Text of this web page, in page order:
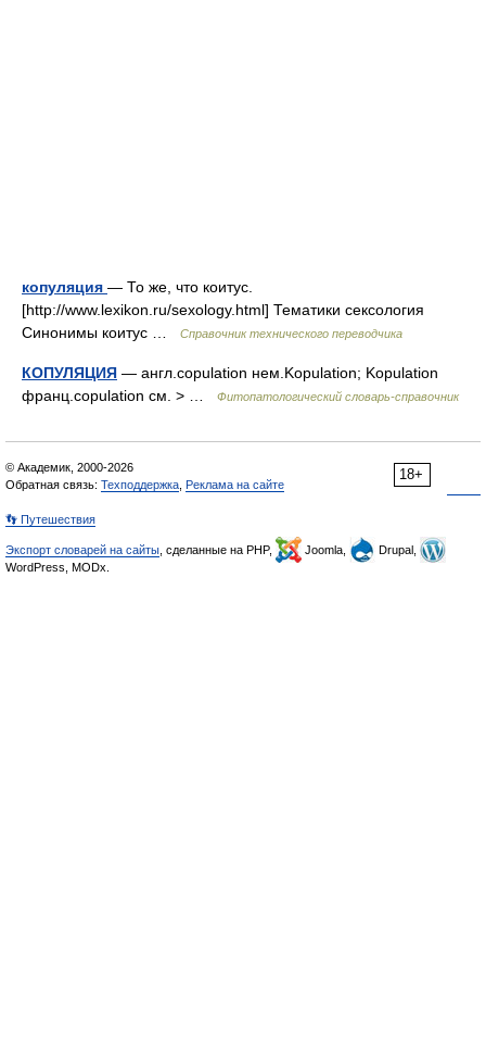
копуляция — То же, что коитус.
[http://www.lexikon.ru/sexology.html] Тематики сексология
Синонимы коитус …
Справочник технического переводчика
КОПУЛЯЦИЯ — англ.copulation нем.Kopulation; Kopulation
франц.copulation см. > …
Фитопатологический словарь-справочник
18+
© Академик, 2000-2026
Обратная связь: Техподдержка Реклама на сайте
👣 Путешествия
Экспорт словарей на сайты , сделанные на PHP, Joomla,
Drupal,
WordPress, MODx.